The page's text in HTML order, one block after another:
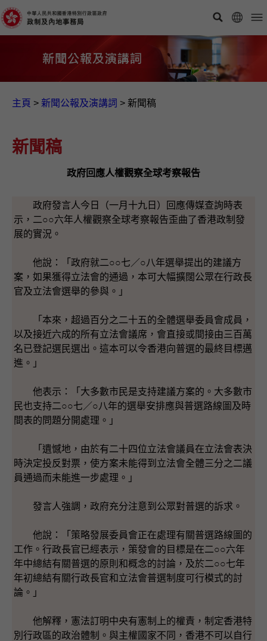
主頁 > 新聞公報及演講詞 > 新聞稿
新聞稿
政府回應人權觀察全球考察報告
政府發言人今日（一月十九日）回應傳媒查詢時表
示，二○○六年人權觀察全球考察報告歪曲了香港政制發
展的實況。
他說：「政府就二○○七／○八年選舉提出的建議方
案，如果獲得立法會的通過，本可大幅擴闊公眾在行政長
官及立法會選舉的參與。」
「本來，超過百分之二十五的全體選舉委員會成員，
以及接近六成的所有立法會議席，會直接或間接由三百萬
名已登記選民選出。這本可以令香港向普選的最終目標邁
進。」
他表示：「大多數市民是支持建議方案的。大多數市
民也支持二○○七／○八年的選舉安排應與普選路線圖及時
間表的問題分開處理。」
「遺憾地，由於有二十四位立法會議員在立法會表決
時決定投反對票，使方案未能得到立法會全體三分之二議
員通過而未能進一步處理。」
發言人強調，政府充分注意到公眾對普選的訴求。
他說：「策略發展委員會正在處理有關普選路線圖的
工作。行政長官已經表示，策發會的目標是在二○○六年
年中總結有關普選的原則和概念的討論，及於二○○七年
年初總結有關行政長官和立法會普選制度可行模式的討
論。」
他解釋，憲法訂明中央有憲制上的權責，制定香港特
別行政區的政治體制。與主權國家不同，香港不可以自行